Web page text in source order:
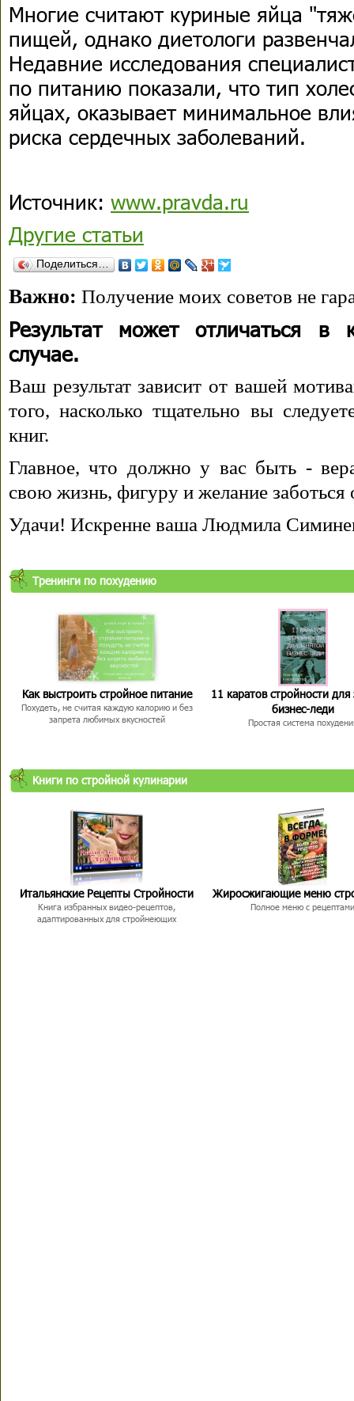
Многие считают куриные яйца
пищей, однако диетологи
Недавние исследования
по питанию показали, что тип
яйцах, оказывает минимальное
риска сердечных заболеваний.
Источник: www.pravda.ru
Другие статьи
Поделиться…
Важно: Получение моих советов не
Результат может отличаться в
случае.
Ваш результат зависит от вашей
того, насколько тщательно вы
книг.
Главное, что должно у вас быть -
свою жизнь, фигуру и желание заботься
Удачи! Искренне ваша Людмила
Тренинги по похудению
Как выстроить стройное питание
Похудеть, не считая каждую калорию и без
запрета любимых вкусностей
11 каратов стройности для
бизнес-леди
Простая система
Книги по стройной кулинарии
Итальянские Рецепты Стройности
Книга избранных видео-рецептов,
адаптированных для стройнеющих
Жиросжигающие меню
Полное меню с рецептами